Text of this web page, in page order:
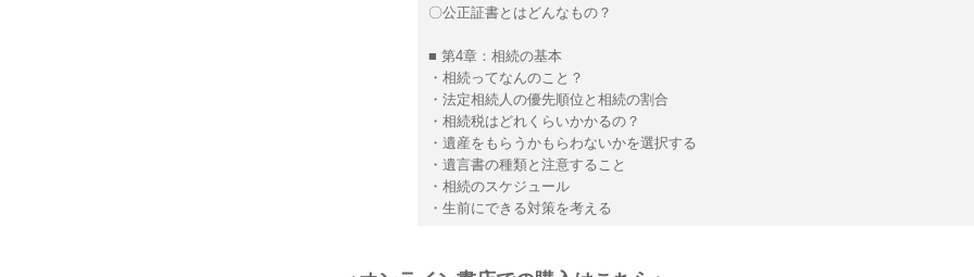
〇公正証書とはどんなもの？
■ 第4章：相続の基本
・相続ってなんのこと？
・法定相続人の優先順位と相続の割合
・相続税はどれくらいかかるの？
・遺産をもらうかもらわないかを選択する
・遺言書の種類と注意すること
・相続のスケジュール
・生前にできる対策を考える